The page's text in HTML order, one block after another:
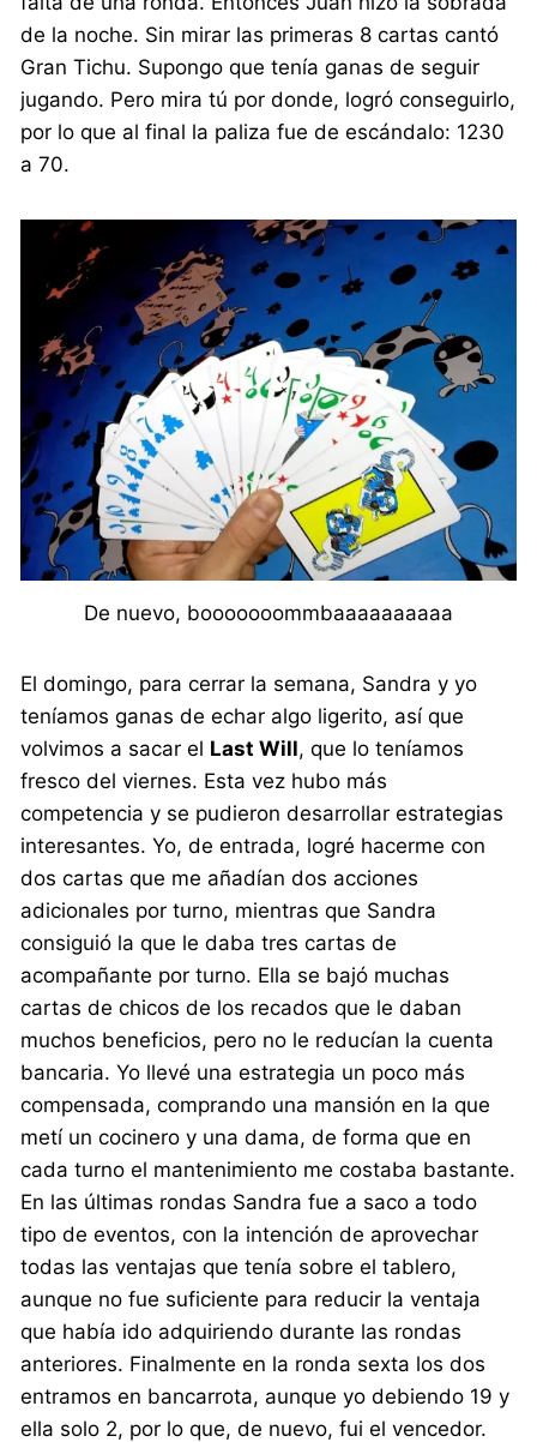
de la noche. Sin mirar las primeras 8 cartas cantó
Gran Tichu. Supongo que tenía ganas de seguir
jugando. Pero mira tú por donde, logró conseguirlo,
por lo que al final la paliza fue de escándalo: 1230
a 70.
De nuevo, booooooommbaaaaaaaaaa
El domingo, para cerrar la semana, Sandra y yo
teníamos ganas de echar algo ligerito, así que
volvimos a sacar el Last Will, que lo teníamos
fresco del viernes. Esta vez hubo más
competencia y se pudieron desarrollar estrategias
interesantes. Yo, de entrada, logré hacerme con
dos cartas que me añadían dos acciones
adicionales por turno, mientras que Sandra
consiguió la que le daba tres cartas de
acompañante por turno. Ella se bajó muchas
cartas de chicos de los recados que le daban
muchos beneficios, pero no le reducían la cuenta
bancaria. Yo llevé una estrategia un poco más
compensada, comprando una mansión en la que
metí un cocinero y una dama, de forma que en
cada turno el mantenimiento me costaba bastante.
En las últimas rondas Sandra fue a saco a todo
tipo de eventos, con la intención de aprovechar
todas las ventajas que tenía sobre el tablero,
aunque no fue suficiente para reducir la ventaja
que había ido adquiriendo durante las rondas
anteriores. Finalmente en la ronda sexta los dos
entramos en bancarrota, aunque yo debiendo 19 y
ella solo 2, por lo que, de nuevo, fui el vencedor.